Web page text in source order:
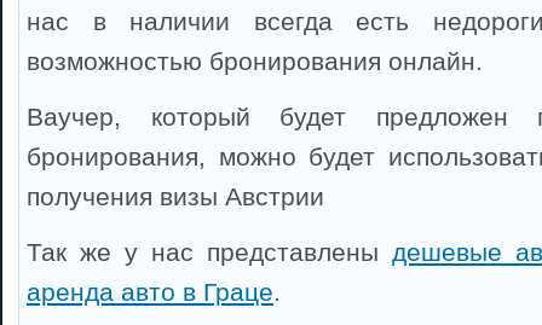
нас в наличии всегда есть
возможностью бронирования онлайн.
Ваучер, который будет предложен
бронирования, можно будет
получения визы Австрии
Так же у нас представлены дешевые
аренда авто в Граце.